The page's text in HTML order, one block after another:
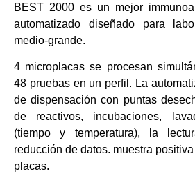
BEST 2000 es un mejor
automatizado diseñado para
medio-grande.
4 microplacas se procesan
48 pruebas en un perfil. La
de dispensación con puntas
de reactivos, incubaciones,
(tiempo y temperatura), la
reducción de datos. muestra
placas.